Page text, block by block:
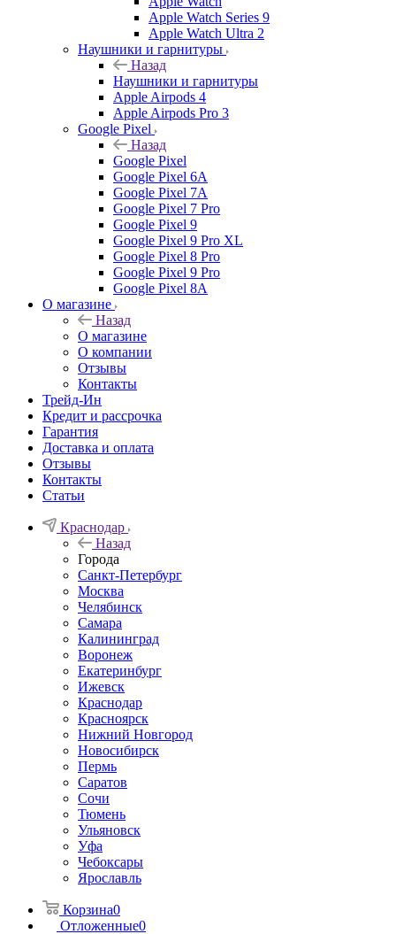
Apple Watch Series 9
Apple Watch Ultra 2
Наушники и гарнитуры
Назад
Наушники и гарнитуры
Apple Airpods 4
Apple Airpods Pro 3
Google Pixel
Назад
Google Pixel
Google Pixel 6A
Google Pixel 7А
Google Pixel 7 Pro
Google Pixel 9
Google Pixel 9 Pro XL
Google Pixel 8 Pro
Google Pixel 9 Pro
Google Pixel 8A
О магазине
Назад
О магазине
О компании
Отзывы
Контакты
Трейд-Ин
Кредит и рассрочка
Гарантия
Доставка и оплата
Отзывы
Контакты
Статьи
Краснодар
Назад
Города
Санкт-Петербург
Москва
Челябинск
Самара
Калининград
Воронеж
Екатеринбург
Ижевск
Краснодар
Красноярск
Нижний Новгород
Новосибирск
Пермь
Саратов
Сочи
Тюмень
Ульяновск
Уфа
Чебоксары
Ярославль
Корзина0
Отложенные0